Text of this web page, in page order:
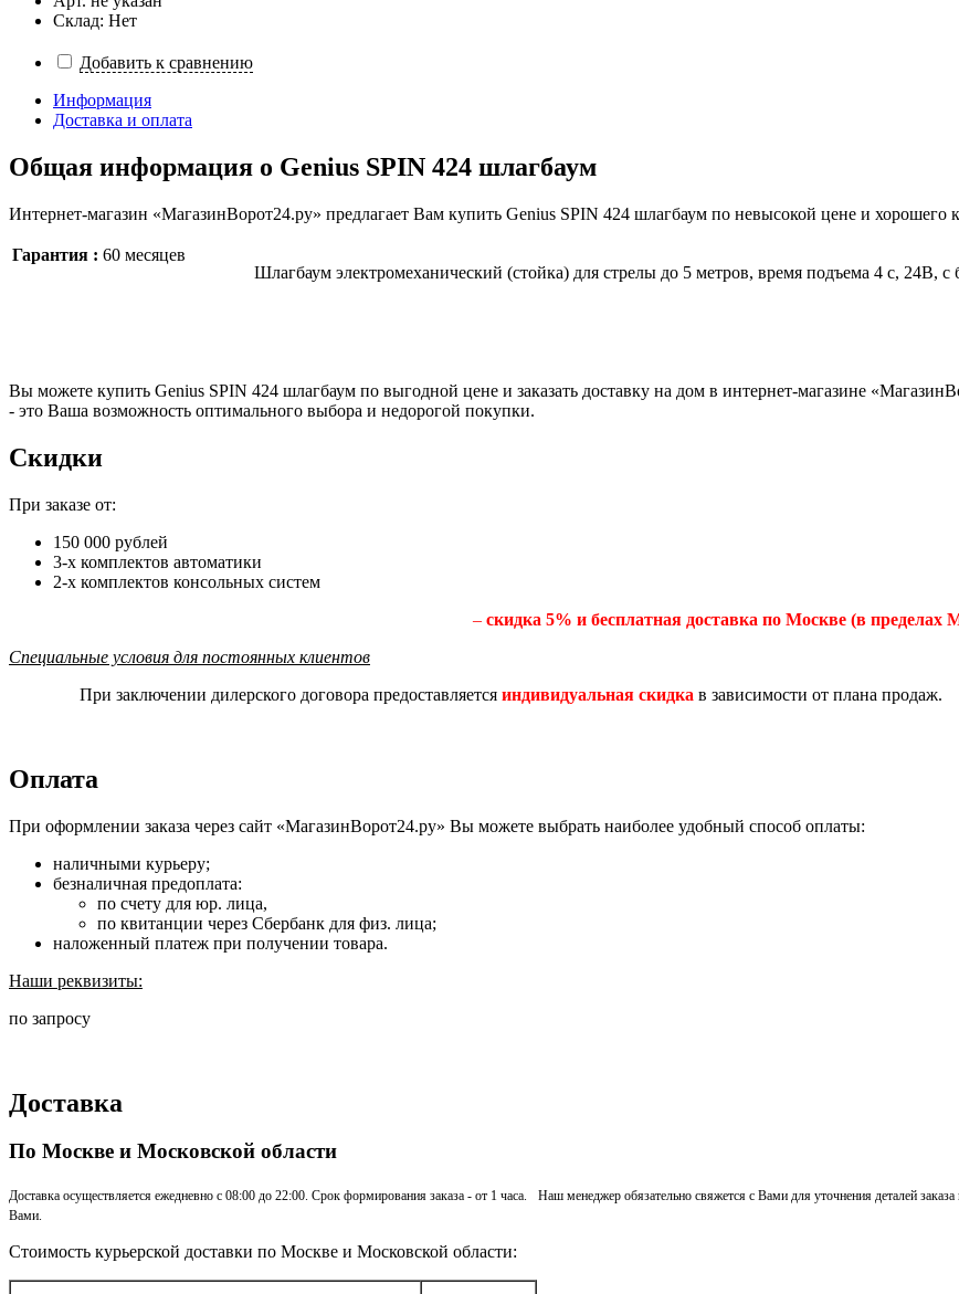
Склад: Нет
Добавить к сравнению
Информация
Доставка и оплата
Общая информация о Genius SPIN 424 шлагбаум
Интернет-магазин «МагазинВорот24.ру» предлагает Вам купить Genius SPIN 424 шлагбаум по невысокой цене и хорошего
Гарантия : 60 месяцев
Шлагбаум электромеханический (стойка) для стрелы до 5 метров, время подъема 4 c, 24В, с
Вы можете купить Genius SPIN 424 шлагбаум по выгодной цене и заказать доставку на дом в интернет-магазине
- это Ваша возможность оптимального выбора и недорогой покупки.
Скидки
При заказе от:
150 000 рублей
3-х комплектов автоматики
2-х комплектов консольных систем
– скидка 5% и бесплатная доставка по Москве (в
Специальные условия для постоянных клиентов
При заключении дилерского договора предоставляется индивидуальная скидка в зависимости от плана продаж.
Оплата
При оформлении заказа через сайт «МагазинВорот24.ру» Вы можете выбрать наиболее удобный способ оплаты:
наличными курьеру;
безналичная предоплата:
по счету для юр. лица,
по квитанции через Сбербанк для физ. лица;
наложенный платеж при получении товара.
Наши реквизиты:
по запросу
Доставка
По Москве и Московской области
Доставка осуществляется ежедневно с 08:00 до 22:00. Срок формирования заказа - от 1 часа. Наш менеджер обязательно свяжется с Вами для уточнения деталей
Вами.
Стоимость курьерской доставки по Москве и Московской области: